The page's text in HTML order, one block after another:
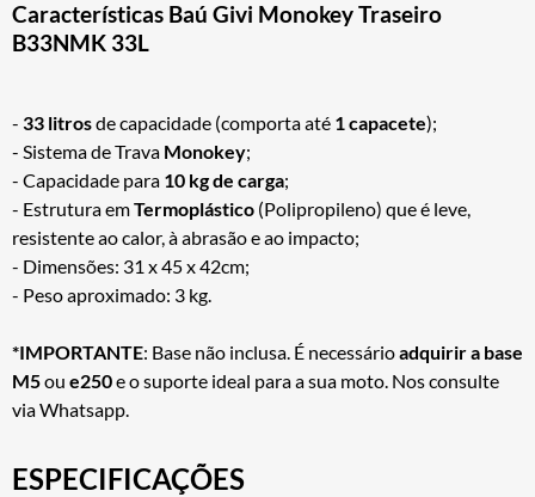
Características Baú Givi Monokey Traseiro
B33NMK 33L
- 33 litrosde capacidade (comporta até 1 capacete);
- Sistema de Trava Monokey;
- Capacidade para 10 kg de carga;
- Estrutura emTermoplástico (Polipropileno) que é leve,
resistente ao calor, à abrasão e ao impacto;
- Dimensões: 31 x 45 x 42cm;
- Peso aproximado: 3 kg.
*IMPORTANTE: Base não inclusa. É necessárioadquirir a base
M5ou e250e o suporte ideal para a sua moto. Nos consulte
via Whatsapp.
ESPECIFICAÇÕES